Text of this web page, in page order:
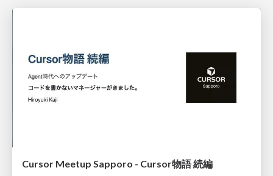
Cursor Meetup Sapporo - Cursor物語 続編